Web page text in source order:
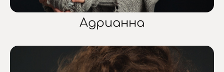
Адрианна